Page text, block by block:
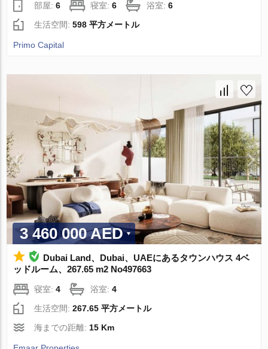
部屋:6 寝室:6 浴室:6
生活空間:598 平方メートル
Primo Capital
3 460 000 AED
Dubai Land、Dubai、UAEにあるタウンハウス 4ベ
ッドルーム、267.65 m2 No497663
寝室:4 浴室:4
生活空間:267.65 平方メートル
海までの距離: 15 Km